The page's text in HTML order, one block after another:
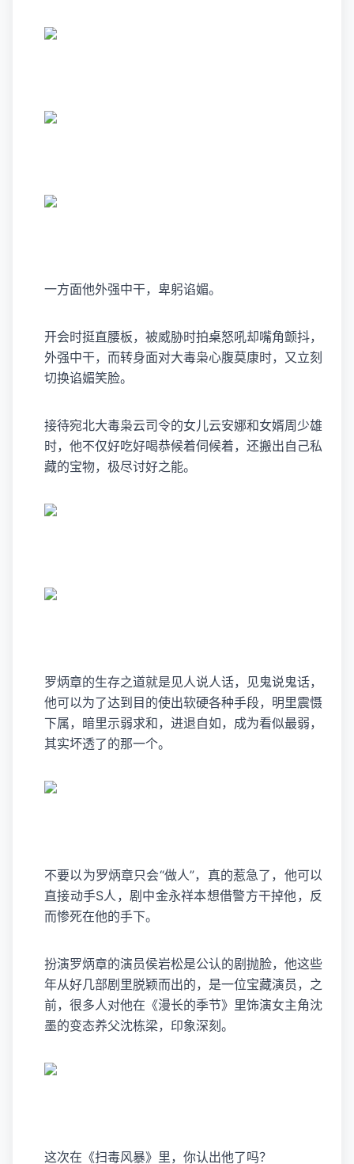
一方面他外强中干，卑躬谄媚。
开会时挺直腰板，被威胁时拍桌怒吼却嘴角颤抖，
外强中干，而转身面对大毒枭心腹莫康时，又立刻
切换谄媚笑脸。
接待宛北大毒枭云司令的女儿云安娜和女婿周少雄
时，他不仅好吃好喝恭候着伺候着，还搬出自己私
藏的宝物，极尽讨好之能。
罗炳章的生存之道就是见人说人话，见鬼说鬼话，
他可以为了达到目的使出软硬各种手段，明里震慑
下属，暗里示弱求和，进退自如，成为看似最弱，
其实坏透了的那一个。
不要以为罗炳章只会“做人”，真的惹急了，他可以
直接动手S人，剧中金永祥本想借警方干掉他，反
而惨死在他的手下。
扮演罗炳章的演员侯岩松是公认的剧抛脸，他这些
年从好几部剧里脱颖而出的，是一位宝藏演员，之
前，很多人对他在《漫长的季节》里饰演女主角沈
墨的变态养父沈栋梁，印象深刻。
这次在《扫毒风暴》里，你认出他了吗？